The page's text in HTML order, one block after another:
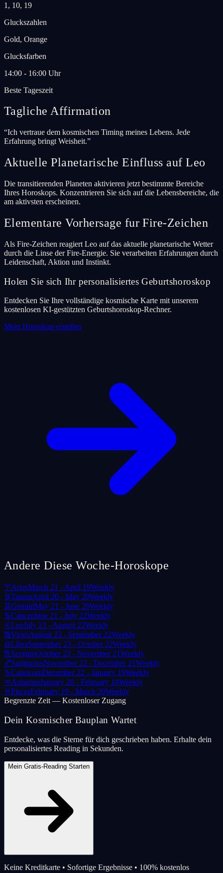
1, 10, 19
Gluckszahlen
Gold, Orange
Glucksfarben
14:00 - 16:00 Uhr
Beste Tageszeit
Tagliche Affirmation
“Ich vertraue dem kosmischen Timing meines Lebens. Jede
Erfahrung bringt Weisheit.”
Aktuelle Planetarische Einfluss auf Leo
Die transitierenden Planeten aktivieren jetzt bestimmte Bereiche
Ihres Horoskops. Konzentrieren Sie sich auf die Lebensbereiche, die
am aktivsten erscheinen.
Elementare Vorhersage fur Fire-Zeichen
Als Fire-Zeichen reagiert Leo auf das aktuelle planetarische Wetter
durch die Linse der Fire-Energie. Sie verarbeiten Erfahrungen durch
Leidenschaft, Aktion und Instinkt.
Holen Sie sich Ihr personalisiertes Geburtshoroskop
Entdecken Sie Ihre vollständige kosmische Karte mit unserem
kostenlosen KI-gestützten Geburtshoroskop-Rechner.
Mein Horoskop erstellen
Andere Diese Woche-Horoskope
♈AriesMarch 21 - April 19Weekly
♉TaurusApril 20 - May 20Weekly
♊GeminiMay 21 - June 20Weekly
♋CancerJune 21 - July 22Weekly
♌LeoJuly 23 - August 22Weekly
♍VirgoAugust 23 - September 22Weekly
♎LibraSeptember 23 - October 22Weekly
♏ ScorpioOctober 23 - November 21Weekly
♐SagittariusNovember 22 - December 21Weekly
♑CapricornDecember 22 - January 19Weekly
♒AquariusJanuary 20 - February 18Weekly
♓PiscesFebruary 19 - March 20Weekly
Begrenzte Zeit — Kostenloser Zugang
Dein Kosmischer Bauplan Wartet
Entdecke, was die Sterne für dich geschrieben haben. Erhalte dein
personalisiertes Reading in Sekunden.
Mein Gratis-Reading Starten
Keine Kreditkarte • Sofortige Ergebnisse • 100% kostenlos